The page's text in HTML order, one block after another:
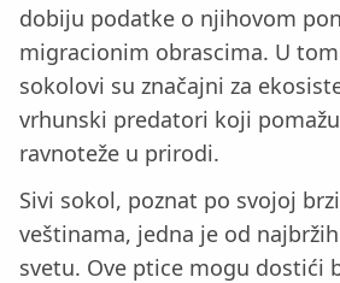
dobiju podatke o njihovom
migracionim obrascima. U
sokolovi su značajni za
vrhunski predatori koji
ravnoteže u prirodi.
Sivi sokol, poznat po svojoj
veštinama, jedna je od
svetu. Ove ptice mogu dostići